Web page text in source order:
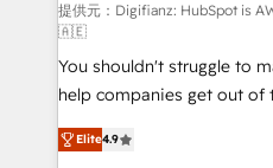
makes us different? 🚀 Top 0.5% of global HubSpot
agencies ⚙️ The strongest technical ability and
integration capabilities 💼 Consultative, long-term
partners who will embed
business, processes and systems 🏢 We
working with mid-market
提供元：Digifianz: HubSpot
🇦🇪
You shouldn't struggle to
help companies get out of
process-oriented teams
Marketing, Sales, Service,
Elite4.9